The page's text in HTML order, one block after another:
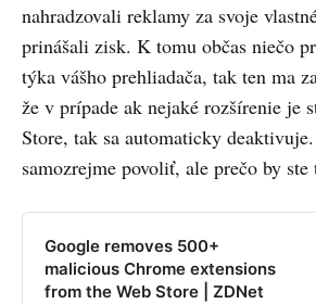
nahradzovali reklamy za svoje
prinášali zisk. K tomu občas niečo
týka vášho prehliadača, tak ten ma
že v prípade ak nejaké rozšírenie je
Store, tak sa automaticky
samozrejme povoliť, ale prečo by
Google removes 500+
malicious Chrome extensions
from the Web Store | ZDNet